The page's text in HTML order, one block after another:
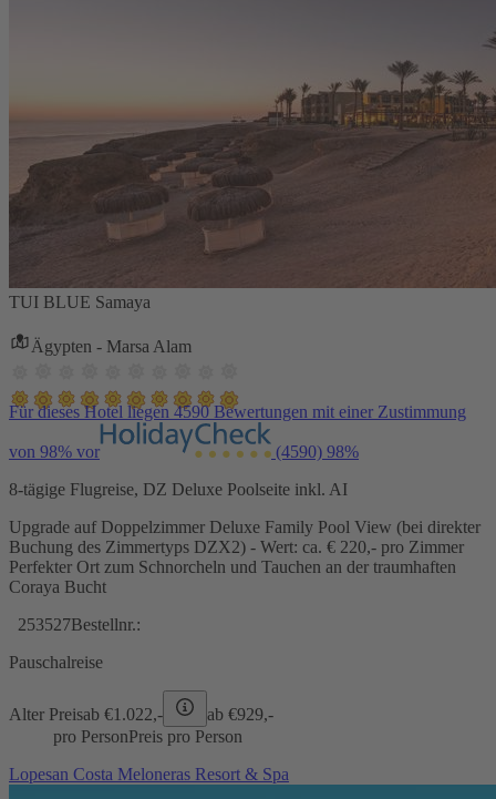
TUI BLUE Samaya
Ägypten - Marsa Alam
Für dieses Hotel liegen 4590 Bewertungen mit einer Zustimmung
von 98% vor (4590) 98%
8-tägige Flugreise, DZ Deluxe Poolseite inkl. AI
Upgrade auf Doppelzimmer Deluxe Family Pool View (bei direkter
Buchung des Zimmertyps DZX2) - Wert: ca. € 220,- pro Zimmer
Perfekter Ort zum Schnorcheln und Tauchen an der traumhaften
Coraya Bucht
253527Bestellnr.:
Pauschalreise
Alter Preisab €1.022,- ab €929,-
pro PersonPreis pro Person
Lopesan Costa Meloneras Resort & Spa